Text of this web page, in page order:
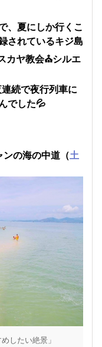
、夏にしか行くこ
されているキジ島
カヤ教会⛪️シルエ
続で夜行列車に
でした💦
の海の中道（土
したい絶景」